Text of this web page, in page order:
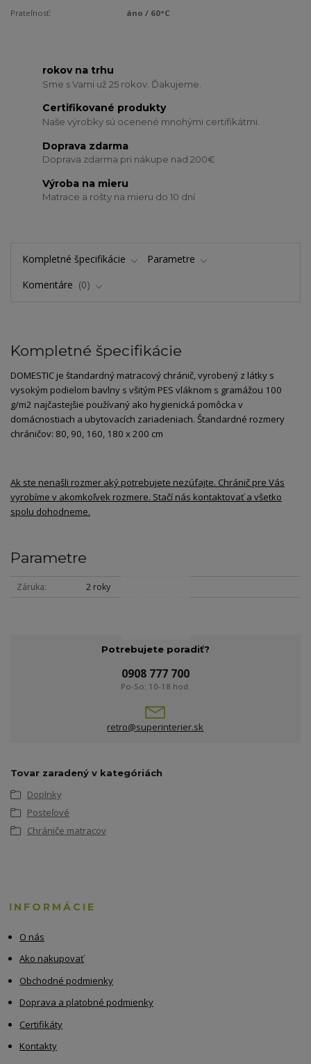
Prateľnosť: áno / 60°C
rokov na trhu
Sme s Vami už 25 rokov. Ďakujeme.
Certifikované produkty
Naše výrobky sú ocenené mnohými certifikátmi.
Doprava zdarma
Doprava zdarma pri nákupe nad 200€
Výroba na mieru
Matrace a rošty na mieru do 10 dní
Kompletné špecifikácie
Parametre
Komentáre
0
Kompletné špecifikácie
DOMESTIC je štandardný matracový chránič, vyrobený z látky s
vysokým podielom bavlny s všitým PES vláknom s gramážou 100
g/m2 najčastejšie používaný ako hygienická pomôcka v
domácnostiach a ubytovacích zariadeniach. Štandardné rozmery
chráničov: 80, 90, 160, 180 x 200 cm
Ak ste nenašli rozmer aký potrebujete nezúfajte. Chránič pre Vás
vyrobíme v akomkoľvek rozmere. Stačí nás kontaktovať a všetko
spolu dohodneme.
Parametre
Záruka 2 roky
Potrebujete poradiť?
0908 777 700
Po-So: 10-18 hod.
retro@superinterier.sk
Tovar zaradený v kategóriách
Doplnky
Posteľové
Chrániče matracov
INFORMÁCIE
O nás
Ako nakupovať
Obchodné podmienky
Doprava a platobné podmienky
Certifikáty
Kontakty